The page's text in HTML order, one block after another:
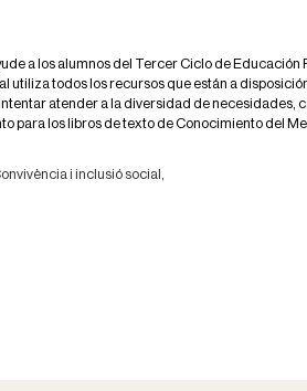
a los alumnos del Tercer Ciclo de
utiliza todos los recursos que están a
atender a la diversidad de necesidades,
para los libros de texto de Conocimiento del
i inclusió social,